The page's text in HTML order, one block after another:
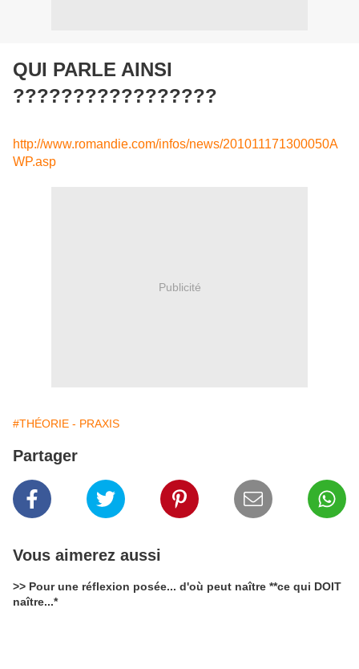
QUI PARLE AINSI
?????????????????
http://www.romandie.com/infos/news/201011171300050A
WP.asp
Publicité
#THÉORIE - PRAXIS
Partager
Vous aimerez aussi
>> Pour une réflexion posée... d'où peut naître **ce qui DOIT
naître...*